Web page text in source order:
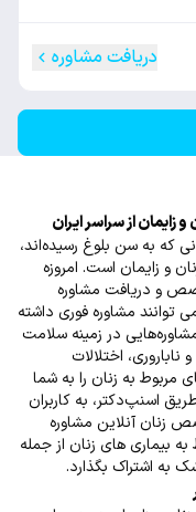
دریافت مشاوره
از سراسر ایران
که به سن بلوغ رسیده‌اند،
و زایمان است. امروزه
و دریافت مشاوره
مشاوره فوری داشته
در زمینه سلامت
اختلالات
مربوط به زنان را به شما
اسنپ‌دکتر، به کاربران
زنان آنلاین مشاوره
بیماری های زنان از جمله
به اشتراک بگذارد.